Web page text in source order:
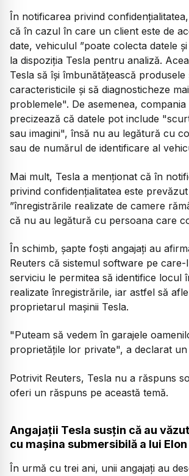
În notificarea privind
că în cazul în care un client este de
date, vehiculul ”poate colecta datele
la dispoziția Tesla pentru analiză.
Tesla să își îmbunătățească produsele
caracteristicile și să diagnosticheze
problemele". De asemenea, compania
precizează că datele pot include
sau imagini", însă nu au legătură cu
sau de numărul de identificare al
Mai mult, Tesla a menționat că în
privind confidențialitatea este
”înregistrările realizate de camere
că nu au legătură cu persoana care
În schimb, șapte foști angajați au
Reuters că sistemul software pe
serviciu le permitea să identifice locul
realizate înregistrările, iar astfel să
proprietarul mașinii Tesla.
"Puteam să vedem în garajele
proprietățile lor private", a declarat un
Potrivit Reuters, Tesla nu a răspuns
oferi un răspuns pe această temă.
Angajații Tesla susțin că au
cu mașina submersibilă a lui
În urmă cu trei ani, unii angajați au